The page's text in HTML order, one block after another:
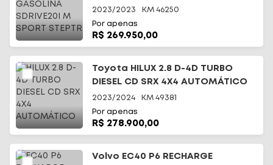
2023/2023 KM 46250
Por apenas
R$ 269.950,00
Toyota HILUX 2.8 D-4D TURBO
DIESEL CD SRX 4X4 AUTOMÁTICO
2023/2024 KM 49381
Por apenas
R$ 278.900,00
Volvo EC40 P6 RECHARGE